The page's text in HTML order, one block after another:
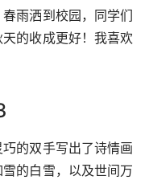
雨洒到校园，同学们
的收成更好！我喜欢
的双手写出了诗情画
的白雪，以及世间万